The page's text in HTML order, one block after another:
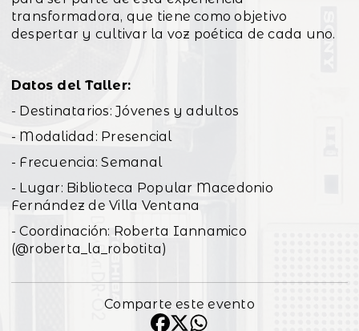
transformadora, que tiene como objetivo
despertar y cultivar la voz poética de cada uno.
Datos del Taller:
- Destinatarios: Jóvenes y adultos
- Modalidad: Presencial
- Frecuencia: Semanal
- Lugar: Biblioteca Popular Macedonio
Fernández de Villa Ventana
- Coordinación: Roberta Iannamico
(@roberta_la_robotita)
Comparte este evento